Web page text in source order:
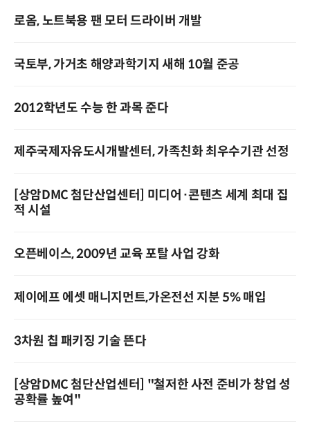
로옴, 노트북용 팬 모터 드라이버 개발
국토부, 가거초 해양과학기지 새해 10월 준공
2012학년도 수능 한 과목 준다
제주국제자유도시개발센터, 가족친화 최우수기관 선정
[상암DMC 첨단산업센터] 미디어·콘텐츠 세계 최대 집
적 시설
오픈베이스, 2009년 교육 포탈 사업 강화
제이에프 에셋 매니지먼트,가온전선 지분 5% 매입
3차원 칩 패키징 기술 뜬다
[상암DMC 첨단산업센터] "철저한 사전 준비가 창업 성
공확률 높여"